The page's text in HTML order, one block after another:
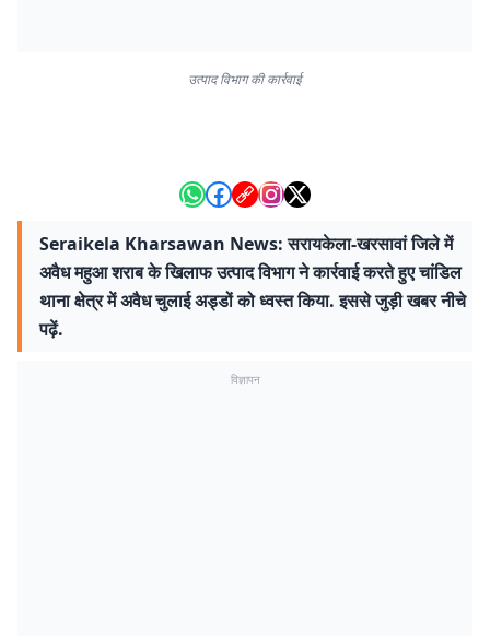
उत्पाद विभाग की कार्रवाई
Seraikela Kharsawan News: सरायकेला-खरसावां जिले में
अवैध महुआ शराब के खिलाफ उत्पाद विभाग ने कार्रवाई करते हुए चांडिल
थाना क्षेत्र में अवैध चुलाई अड्डों को ध्वस्त किया. इससे जुड़ी खबर नीचे
पढ़ें.
विज्ञापन